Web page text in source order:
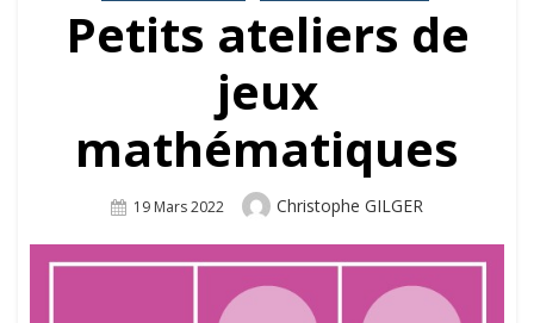
Petits ateliers de
jeux
mathématiques
Posted
19 Mars 2022 Author
Christophe GILGER